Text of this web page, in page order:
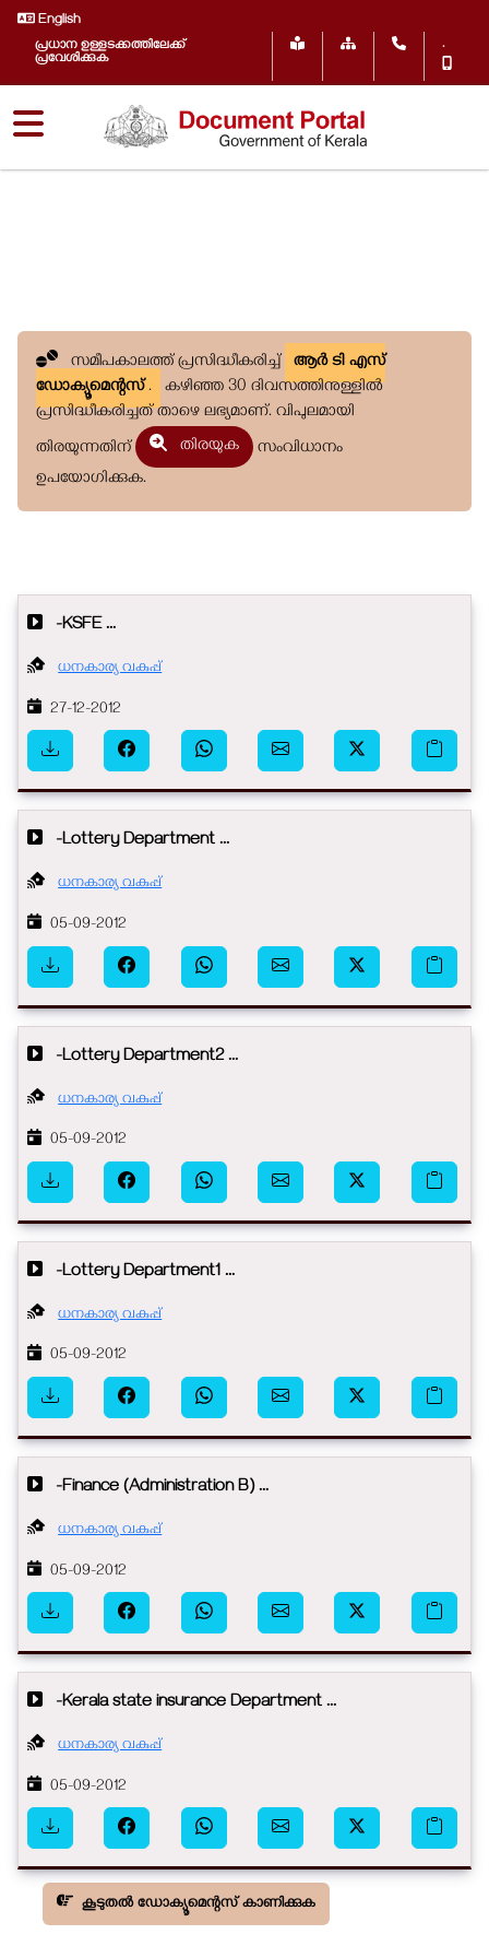
English
പ്രധാന ഉള്ളടക്കത്തിലേക്ക്
പ്രവേശിക്കുക
.
സമീപകാലത്ത് പ്രസിദ്ധീകരിച്ച് ആർ ടി എസ്
ഡോക്യൂമെന്റസ്. കഴിഞ്ഞ 30 ദിവസത്തിനുള്ളിൽ
പ്രസിദ്ധീകരിച്ചത് താഴെ ലഭ്യമാണ്. വിപുലമായി
തിരയുന്നതിന്
തിരയുക
സംവിധാനം
ഉപയോഗിക്കുക.
-KSFE ...
ധനകാര്യ വകുപ്പ്
27-12-2012
-Lottery Department ...
ധനകാര്യ വകുപ്പ്
05-09-2012
-Lottery Department2 ...
ധനകാര്യ വകുപ്പ്
05-09-2012
-Lottery Department1 ...
ധനകാര്യ വകുപ്പ്
05-09-2012
-Finance (Administration B) ...
ധനകാര്യ വകുപ്പ്
05-09-2012
-Kerala state insurance Department ...
ധനകാര്യ വകുപ്പ്
05-09-2012
കൂടുതൽ ഡോക്യൂമെന്റസ് കാണിക്കുക